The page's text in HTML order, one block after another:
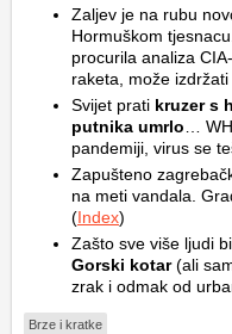
Zaljev je na rubu
Hormuškom
procurila analiza
raketa, može
Svijet prati kruzer s
putnika umrlo…
pandemiji, virus se
Zapušteno
na meti vandala.
(Index)
Zašto sve više ljudi
Gorski kotar(ali
zrak i odmak od
Brze i kratke